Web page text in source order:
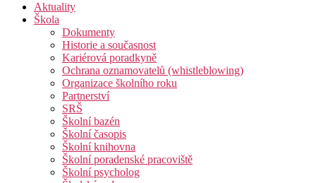
Aktuality
Škola
Dokumenty
Historie a současnost
Kariérová poradkyně
Ochrana oznamovatelů (whistleblowing)
Organizace školního roku
Partnerství
SRŠ
Školní bazén
Školní časopis
Školní knihovna
Školní poradenské pracoviště
Školní psycholog